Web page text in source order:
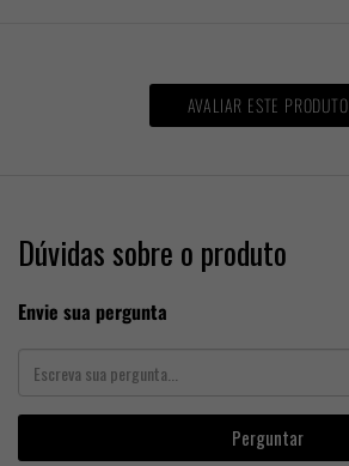
AVALIAR ESTE PRODUTO
Dúvidas sobre o produto
Envie sua pergunta
Perguntar